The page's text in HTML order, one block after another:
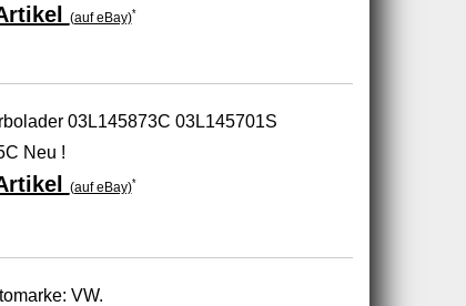
(auf eBay)*
03L145873C 03L145701S
Neu !
(auf eBay)*
VW.